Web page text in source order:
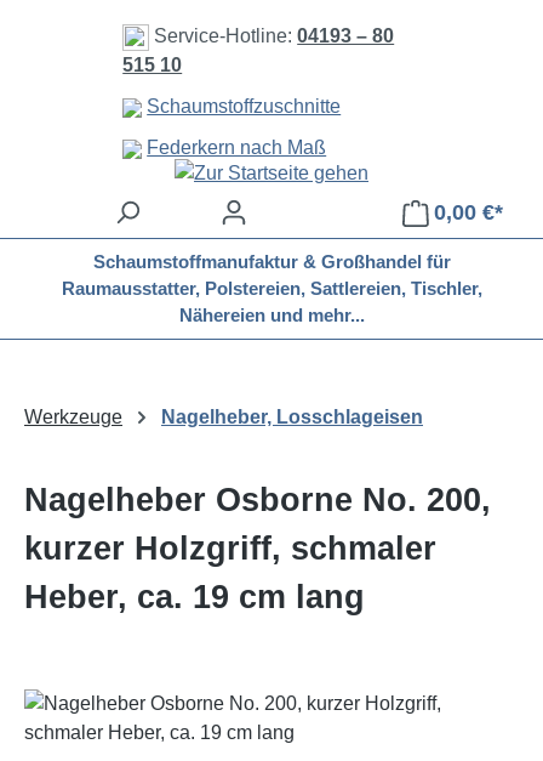
Zum Hauptinhalt springen
Service-Hotline:04193 – 80
515 10
Schaumstoffzuschnitte
Federkern nach Maß
0,00 €*
Schaumstoffmanufaktur & Großhandel für
Raumausstatter, Polstereien, Sattlereien, Tischler,
Nähereien und mehr...
Werkzeuge Nagelheber, Losschlageisen
Nagelheber Osborne No. 200,
kurzer Holzgriff, schmaler
Heber, ca. 19 cm lang
Bildergalerie überspringen